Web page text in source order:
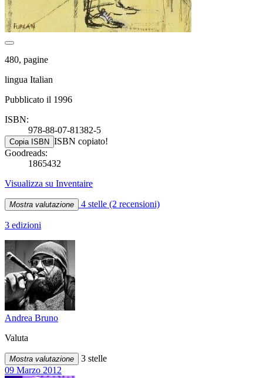
480, pagine
lingua Italian
Pubblicato il 1996
ISBN:
978-88-07-81382-5
Copia ISBN ISBN copiato!
Goodreads:
1865432
Visualizza su Inventaire
Mostra valutazione 4 stelle (2 recensioni)
3 edizioni
Andrea Bruno
Valuta
Mostra valutazione
3 stelle
09 Marzo 2012